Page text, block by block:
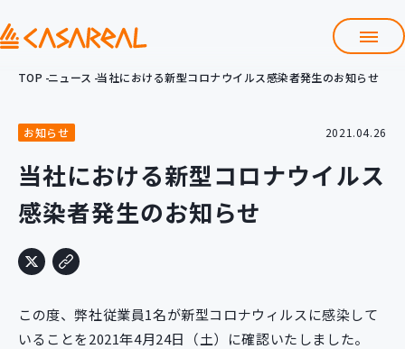
会社情報
サービス
プロダクト開発支援
クラウド導入支援 Git導入支援
システム構築支援
研修サービス
定型コース 新入社員コース
TOP ニュース 当社における新型コロナウイルス感染者発生のお知らせ
お知らせ 2021.04.26
当社における新型コロナウイルス
感染者発生のお知らせ
この度、弊社従業員1名が新型コロナウィルスに感染して
いることを2021年4月24日（土）に確認いたしました。